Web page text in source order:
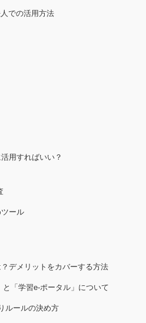
での活用方法
用すればいい？
ール
？デメリットをカバーする方法
と「学習e-ポータル」について
ルールの決め方